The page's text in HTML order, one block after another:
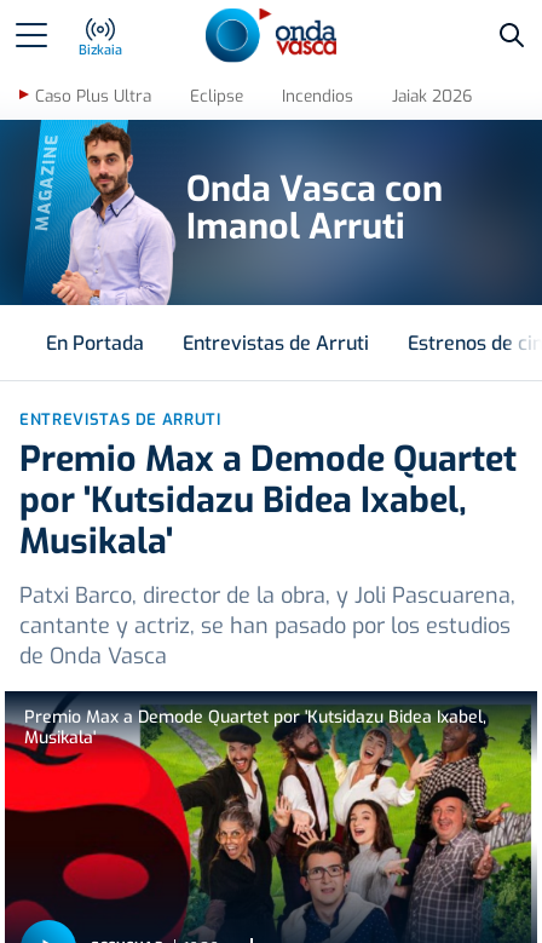
Bizkaia
Caso Plus Ultra Eclipse Incendios Jaiak 2026
MAGAZINE
Onda Vasca con
Imanol Arruti
En Portada Entrevistas de Arruti Estrenos de
ENTREVISTAS DE ARRUTI
Premio Max a Demode Quartet
por 'Kutsidazu Bidea Ixabel,
Musikala'
Patxi Barco, director de la obra, y Joli Pascuarena,
cantante y actriz, se han pasado por los estudios
de Onda Vasca
Premio Max a Demode Quartet por 'Kutsidazu Bidea Ixabel,
Musikala'